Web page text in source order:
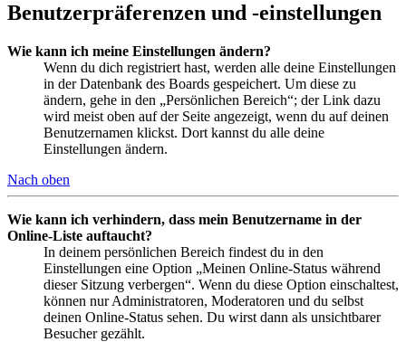
Benutzerpräferenzen und -einstellungen
Wie kann ich meine Einstellungen ändern?
Wenn du dich registriert hast, werden alle deine Einstellungen
in der Datenbank des Boards gespeichert. Um diese zu
ändern, gehe in den „Persönlichen Bereich“; der Link dazu
wird meist oben auf der Seite angezeigt, wenn du auf deinen
Benutzernamen klickst. Dort kannst du alle deine
Einstellungen ändern.
Nach oben
Wie kann ich verhindern, dass mein Benutzername in der
Online-Liste auftaucht?
In deinem persönlichen Bereich findest du in den
Einstellungen eine Option „Meinen Online-Status während
dieser Sitzung verbergen“. Wenn du diese Option einschaltest,
können nur Administratoren, Moderatoren und du selbst
deinen Online-Status sehen. Du wirst dann als unsichtbarer
Besucher gezählt.